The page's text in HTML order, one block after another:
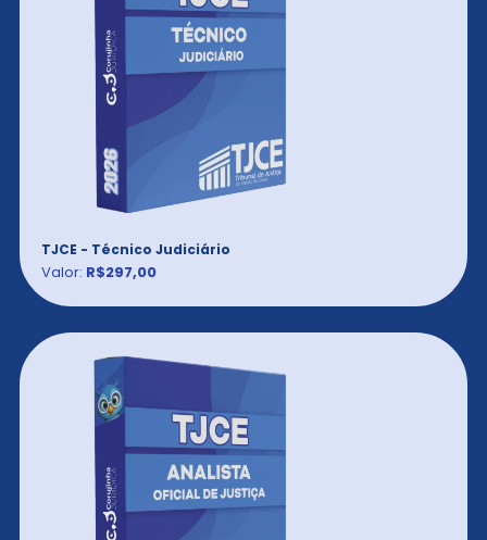
TJCE - Técnico Judiciário
Valor: R$297,00